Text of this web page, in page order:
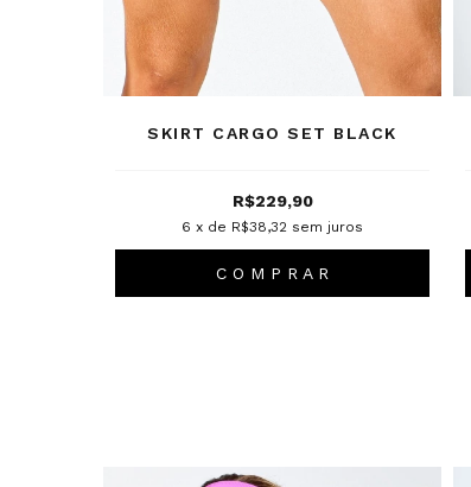
SKIRT CARGO SET BLACK
R$229,90
6 x de R$38,32 sem juros
C O M P R A R